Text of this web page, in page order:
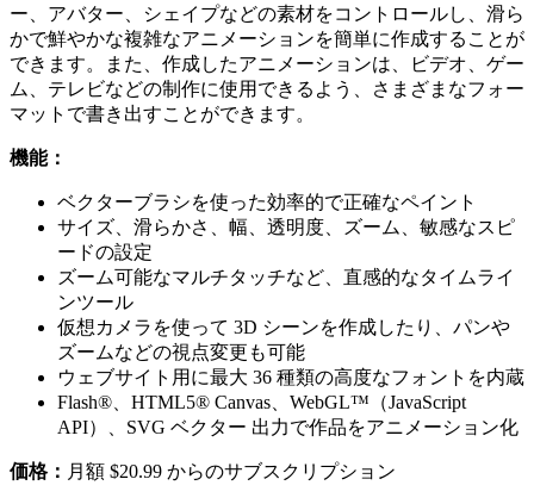
ー、アバター、シェイプなどの素材をコントロールし、滑ら
かで鮮やかな複雑なアニメーションを簡単に作成することが
できます。また、作成したアニメーションは、ビデオ、ゲー
ム、テレビなどの制作に使用できるよう、さまざまなフォー
マットで書き出すことができます。
機能：
ベクターブラシを使った効率的で正確なペイント
サイズ、滑らかさ、幅、透明度、ズーム、敏感なスピ
ードの設定
ズーム可能なマルチタッチなど、直感的なタイムライ
ンツール
仮想カメラを使って 3D シーンを作成したり、パンや
ズームなどの視点変更も可能
ウェブサイト用に最大 36 種類の高度なフォントを内蔵
Flash®、HTML5® Canvas、WebGL™（JavaScript
API）、SVG ベクター 出力で作品をアニメーション化
価格： 月額 $20.99 からのサブスクリプション